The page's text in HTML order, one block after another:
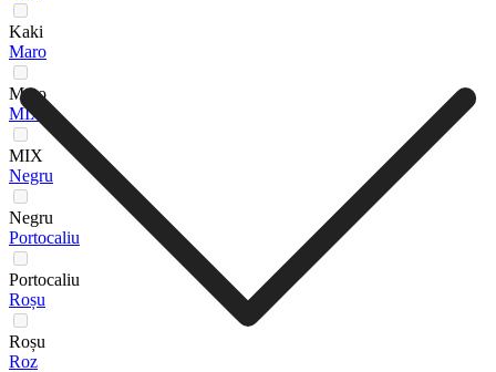
Kaki
Maro
Maro
MIX
MIX
Negru
Negru
Portocaliu
Portocaliu
Roșu
Roșu
Roz